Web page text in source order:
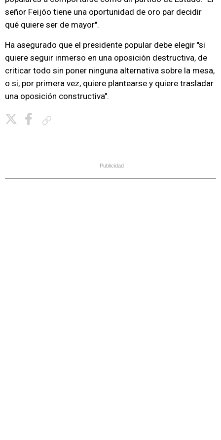
señor Feijóo tiene una oportunidad de oro par decidir
qué quiere ser de mayor".
Ha asegurado que el presidente popular debe elegir "si
quiere seguir inmerso en una oposición destructiva, de
criticar todo sin poner ninguna alternativa sobre la mesa,
o si, por primera vez, quiere plantearse y quiere trasladar
una oposición constructiva".
Publicidad